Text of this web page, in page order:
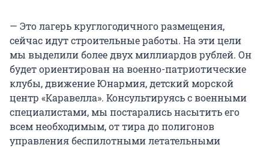
— Это лагерь круглогодичного размещения,
сейчас идут строительные работы. На эти цели
мы выделили более двух миллиардов рублей. Он
будет ориентирован на военно-патриотические
клубы, движение Юнармия, детский морской
центр «Каравелла». Консультируясь с военными
специалистами, мы постарались насытить его
всем необходимым, от тира до полигонов
управления беспилотными летательными